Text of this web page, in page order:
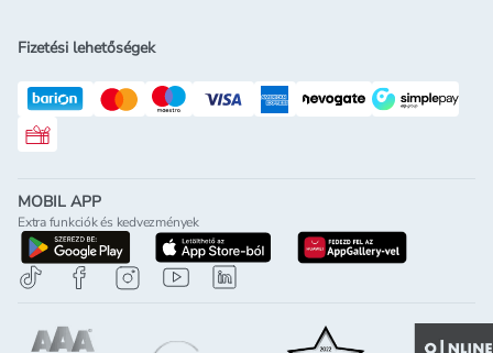
Fizetési lehetőségek
Rossmann ajándékkártya
MOBIL APP
Extra funkciók és kedvezmények
letöltés a google-play-rölletöltés az app-store-ból
letöltés